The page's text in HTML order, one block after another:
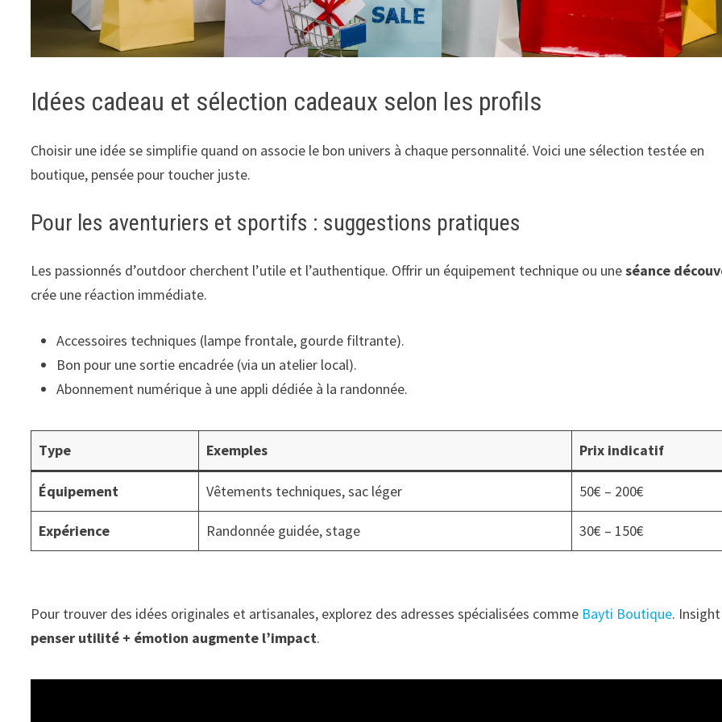
Idées cadeau et sélection cadeaux selon les profils
Choisir une idée se simplifie quand on associe le bon univers à chaque personnalité. Voici une sélection testée en
boutique, pensée pour toucher juste.
Pour les aventuriers et sportifs : suggestions pratiques
Les passionnés d’outdoor cherchent l’utile et l’authentique. Offrir un équipement technique ou uneséance
crée une réaction immédiate.
Accessoires techniques (lampe frontale, gourde filtrante).
Bon pour une sortie encadrée (via un atelier local).
Abonnement numérique à une appli dédiée à la randonnée.
Type Exemples Prix indicatif
Équipement Vêtements techniques, sac léger 50€ – 200€
Expérience Randonnée guidée, stage 30€ – 150€
Pour trouver des idées originales et artisanales, explorez des adresses spécialisées comme Bayti Boutique.
penser utilité + émotion augmente l’impact.